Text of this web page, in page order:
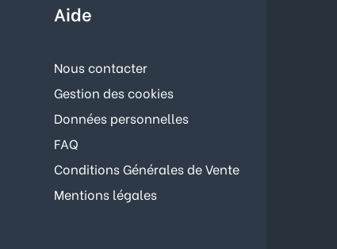
Aide
Nous contacter
Gestion des cookies
Données personnelles
FAQ
Conditions Générales de Vente
Mentions légales